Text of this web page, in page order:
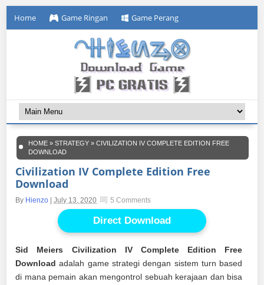
Home Game Ringan Game Perang
HOME »STRATEGY »CIVILIZATION IV COMPLETE EDITION FREE
DOWNLOAD
Civilization IV Complete Edition Free
Download
By Hienzo |July 13, 2020 5 Comments
Direct Download
Sid Meiers Civilization IV Complete Edition Free
Download adalah game strategi dengan sistem turn based
di mana pemain akan mengontrol sebuah kerajaan dan bisa